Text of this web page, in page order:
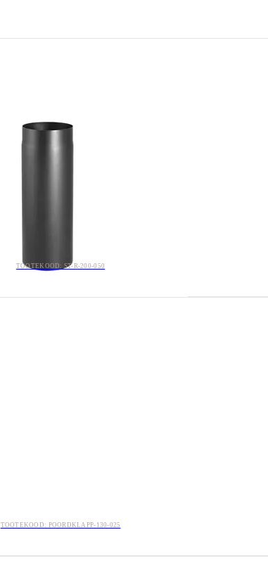
TOOTEKOOD: ST-R-200-050
TOOTEKOOD: POORDKLAPP-130-025